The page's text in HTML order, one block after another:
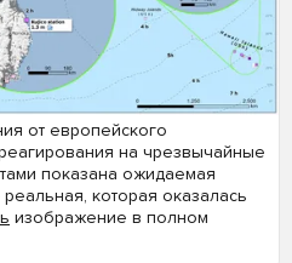
от европейского
на чрезвычайные
показана ожидаемая
которая оказалась
изображение в полном